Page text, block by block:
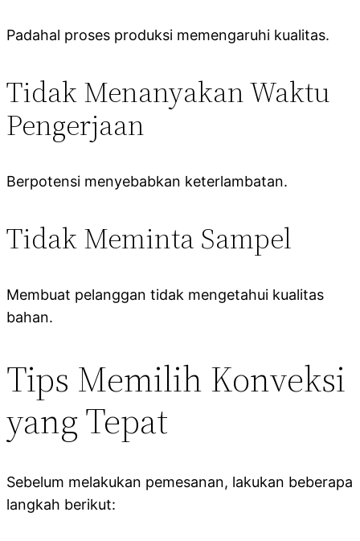
Padahal proses produksi memengaruhi kualitas.
Tidak Menanyakan Waktu
Pengerjaan
Berpotensi menyebabkan keterlambatan.
Tidak Meminta Sampel
Membuat pelanggan tidak mengetahui kualitas
bahan.
Tips Memilih Konveksi
yang Tepat
Sebelum melakukan pemesanan, lakukan beberapa
langkah berikut: